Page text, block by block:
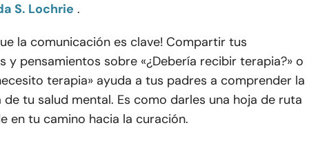
S. Lochrie .
la comunicación es clave! Compartir tus
y pensamientos sobre «¿Debería recibir terapia?» o
terapia» ayuda a tus padres a comprender la
tu salud mental. Es como darles una hoja de ruta
en tu camino hacia la curación.